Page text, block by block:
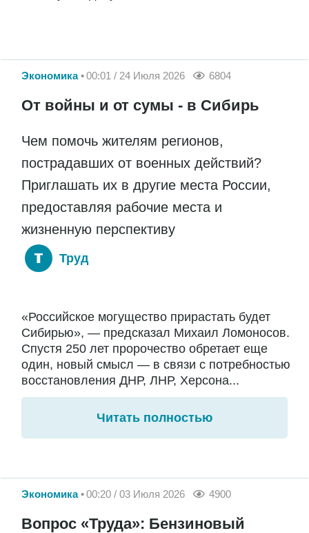
Экономика 00:01 / 24 Июля 2026 6804
От войны и от сумы - в Сибирь
Чем помочь жителям регионов,
пострадавших от военных действий?
Приглашать их в другие места России,
предоставляя рабочие места и
жизненную перспективу
Труд
«Российское могущество прирастать будет
Сибирью», — предсказал Михаил Ломоносов.
Спустя 250 лет пророчество обретает еще
один, новый смысл — в связи с потребностью
восстановления ДНР, ЛНР, Херсона...
Читать полностью
Экономика 00:20 / 03 Июля 2026 4900
Вопрос «Труда»: Бензиновый